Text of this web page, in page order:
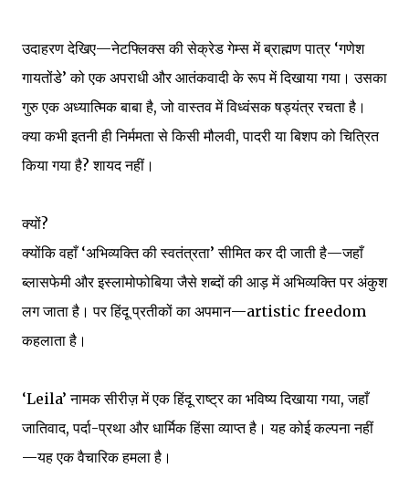
उदाहरण देखिए—नेटफ्लिक्स की सेक्रेड गेम्स में ब्राह्मण पात्र ‘गणेश
गायतोंडे’ को एक अपराधी और आतंकवादी के रूप में दिखाया गया। उसका
गुरु एक अध्यात्मिक बाबा है, जो वास्तव में विध्वंसक षड्यंत्र रचता है।
क्या कभी इतनी ही निर्ममता से किसी मौलवी, पादरी या बिशप को चित्रित
किया गया है? शायद नहीं।
क्यों?
क्योंकि वहाँ ‘अभिव्यक्ति की स्वतंत्रता’ सीमित कर दी जाती है—जहाँ
ब्लासफेमी और इस्लामोफोबिया जैसे शब्दों की आड़ में अभिव्यक्ति पर अंकुश
लग जाता है। पर हिंदू प्रतीकों का अपमान—artistic freedom
कहलाता है।
‘Leila’ नामक सीरीज़ में एक हिंदू राष्ट्र का भविष्य दिखाया गया, जहाँ
जातिवाद, पर्दा-प्रथा और धार्मिक हिंसा व्याप्त है। यह कोई कल्पना नहीं
—यह एक वैचारिक हमला है।